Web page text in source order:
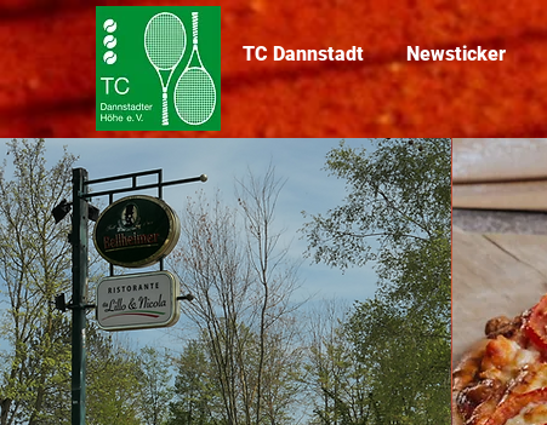
TC Dannstadt Newsticker